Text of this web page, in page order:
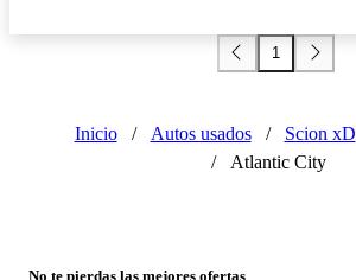
1
Inicio / Autos usados / Scion xD
/
Atlantic City
No te pierdas las mejores ofertas